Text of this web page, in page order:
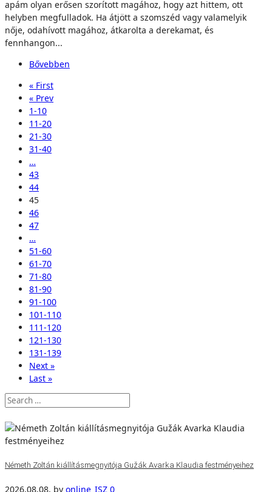
apám olyan erősen szorított magához, hogy azt hittem, ott
helyben megfulladok. Ha átjött a szomszéd vagy valamelyik
nője, odahívott magához, átkarolta a derekamat, és
fennhangon...
Bővebben
« First
« Prev
1-10
11-20
21-30
31-40
…
43
44
45
46
47
…
51-60
61-70
71-80
81-90
91-100
101-110
111-120
121-130
131-139
Next »
Last »
Németh Zoltán kiállításmegnyitója Gužák Avarka Klaudia festményeihez
2026.08.08. by online_ISZ 0